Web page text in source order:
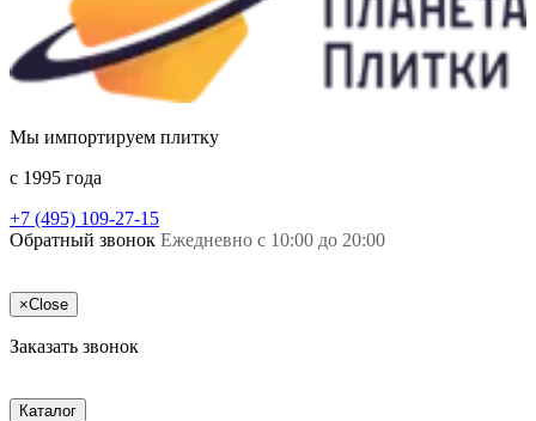
Мы импортируем плитку
c 1995 года
+7 (495) 109-27-15
Обратный звонок Ежедневно с 10:00 до 20:00
×Close
Заказать звонок
Каталог